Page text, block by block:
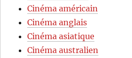
Cinéma américain
Cinéma anglais
Cinéma asiatique
Cinéma australien